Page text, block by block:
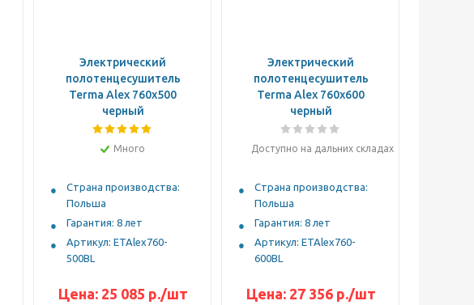
Электрический
полотенцесушитель
Terma Alex 760x500
черный
Много
Страна производства:
Польша
Гарантия: 8 лет
Артикул: ETAlex760-
500BL
Цена: 25 085 р./шт
Электрический
полотенцесушитель
Terma Alex 760x600
черный
Доступно на дальних складах
Страна производства:
Польша
Гарантия: 8 лет
Артикул: ETAlex760-
600BL
Цена: 27 356 р./шт